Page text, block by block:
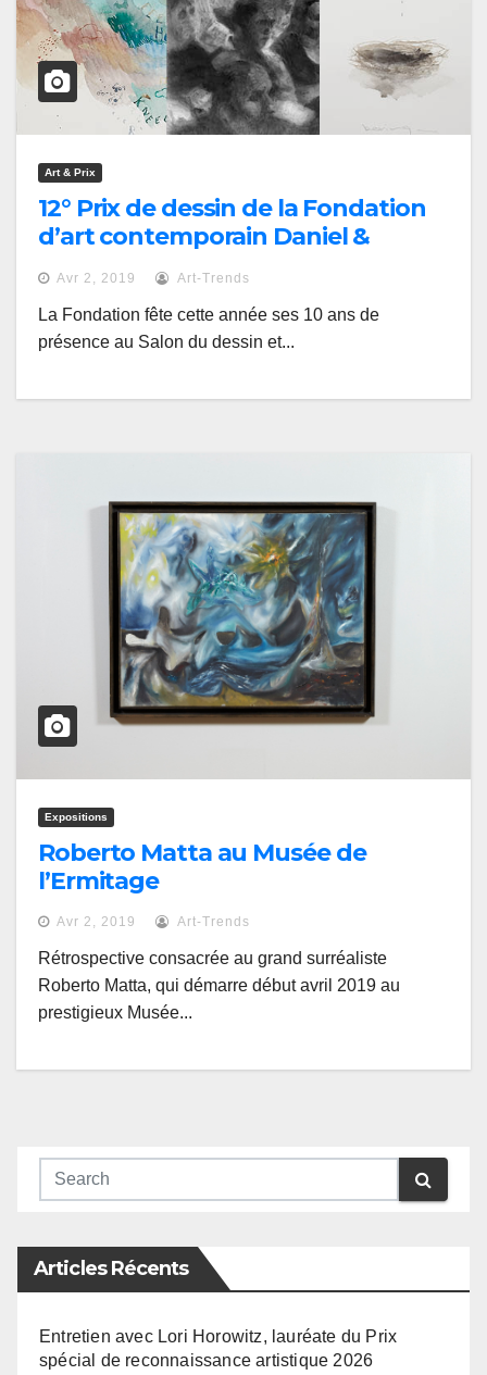
Art & Prix
12° Prix de dessin de la Fondation
d’art contemporain Daniel &
Florence Guerlain
Avr 2, 2019 Art-Trends
La Fondation fête cette année ses 10 ans de
présence au Salon du dessin et...
Expositions
Roberto Matta au Musée de
l’Ermitage
Avr 2, 2019 Art-Trends
Rétrospective consacrée au grand surréaliste
Roberto Matta, qui démarre début avril 2019 au
prestigieux Musée...
Articles Récents
Entretien avec Lori Horowitz, lauréate du Prix
spécial de reconnaissance artistique 2026